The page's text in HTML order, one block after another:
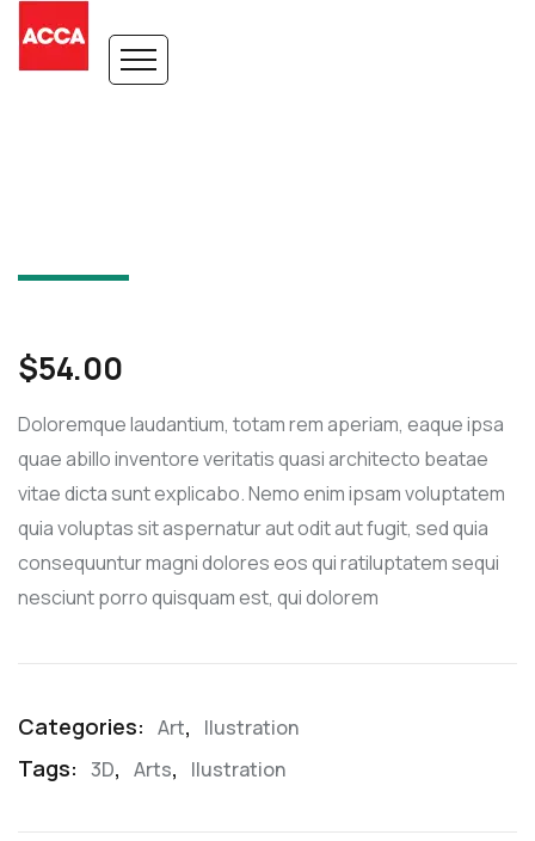
$54.00
Doloremque laudantium, totam rem aperiam, eaque ipsa
quae abillo inventore veritatis quasi architecto beatae
vitae dicta sunt explicabo. Nemo enim ipsam voluptatem
quia voluptas sit aspernatur aut odit aut fugit, sed quia
consequuntur magni dolores eos qui ratiluptatem sequi
nesciunt porro quisquam est, qui dolorem
Categories: Art, Ilustration
Tags: 3D, Arts, Ilustration